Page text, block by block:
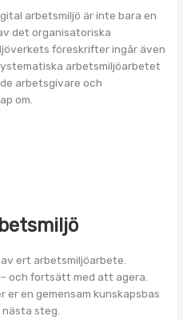
arbetsmiljö är inte bara en
det organisatoriska
föreskrifter ingår även
arbetsmiljöarbetet
arbetsgivare och
om.
ert arbetsmiljöarbete.
och fortsätt med att agera.
er en gemensam kunskapsbas
steg.